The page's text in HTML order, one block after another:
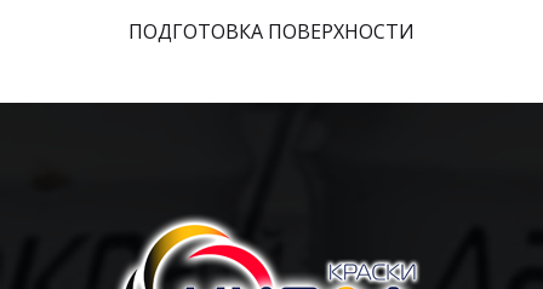
ПОДГОТОВКА ПОВЕРХНОСТИ